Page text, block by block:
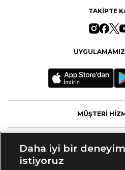
TAKİPTE
MÜŞTERİ
Daha iyi bir
istiyoruz